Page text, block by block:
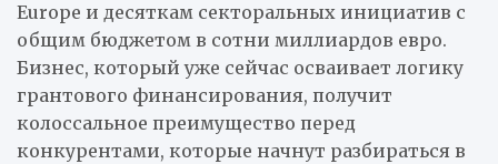
Europe и десяткам секторальных инициатив с
общим бюджетом в сотни миллиардов евро.
Бизнес, который уже сейчас осваивает логику
грантового финансирования, получит
колоссальное преимущество перед
конкурентами, которые начнут разбираться в